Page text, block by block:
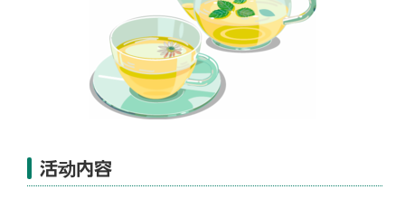
活动内容